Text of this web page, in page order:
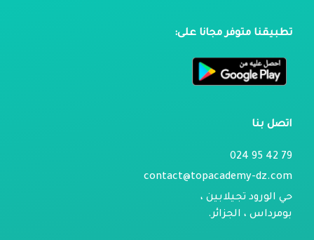
تطبيقنا متوفر مجانا على:
اتصل بنا
79 42 95 024
contact@topacademy-dz.com
حي الورود تجيلابين ،
بومرداس ، الجزائر.